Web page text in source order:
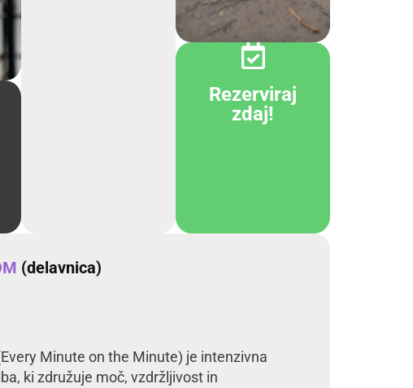
Rezerviraj
zdaj!
(delavnica)
Minute on the Minute) je intenzivna
ki združuje moč, vzdržljivost in